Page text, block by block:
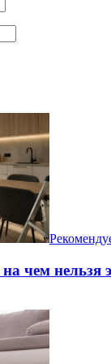
чем нельзя